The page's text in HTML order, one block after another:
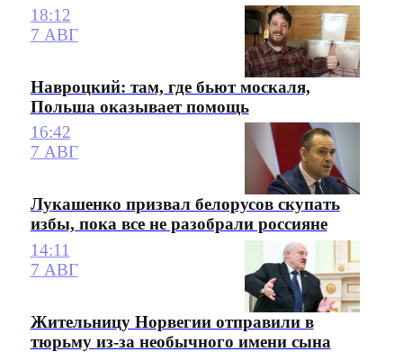
18:12
7 АВГ
Навроцкий: там, где бьют москаля,
Польша оказывает помощь
16:42
7 АВГ
Лукашенко призвал белорусов скупать
избы, пока все не разобрали россияне
14:11
7 АВГ
Жительницу Норвегии отправили в
тюрьму из-за необычного имени сына